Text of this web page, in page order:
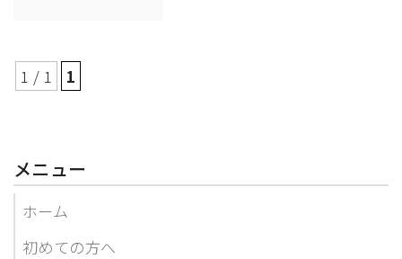
1 / 1 1
メニュー
ホーム
初めての方へ